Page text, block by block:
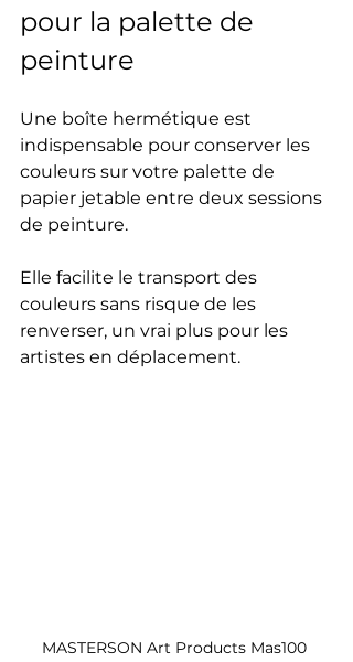
pour la palette de
peinture
Une boîte hermétique est
indispensable pour conserver les
couleurs sur votre palette de
papier jetable entre deux sessions
de peinture.
Elle facilite le transport des
couleurs sans risque de les
renverser, un vrai plus pour les
artistes en déplacement.
MASTERSON Art Products Mas100